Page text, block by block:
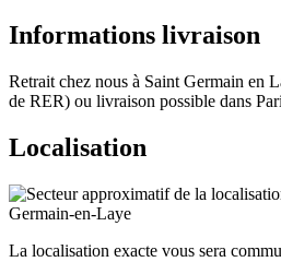
Informations livraison
Retrait chez nous à Saint Germain en
de RER) ou livraison possible dans
Localisation
La localisation exacte vous sera